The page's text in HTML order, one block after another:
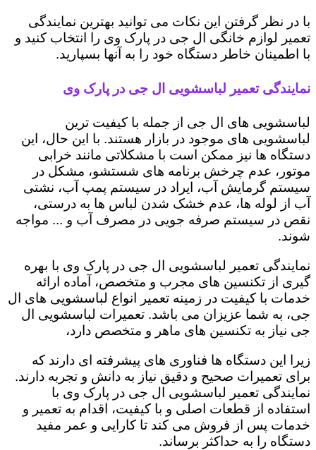
با در نظر گرفتن این نکات می توانید بهترین نمایندگی
تعمیر لوازم خانگی ال جی در پارک وی را انتخاب کنید و
با اطمینان خاطر دستگاه خود را به آنها بسپارید.
نمایندگی تعمیر لباسشویی ال جی در پارک وی
لباسشویی های ال جی از جمله با کیفیت ترین
لباسشویی های موجود در بازار هستند. با این حال، این
دستگاه ها نیز ممکن است با مشکلاتی مانند خرابی
موتور، عدم چرخش برنامه های شستشو، مشکل در
سیستم گرمایش آب، ایراد در سیستم پمپ آب، نشتی
آب از لوله ها، عدم خشک شدن لباس ها به درستی،
نقص در سیستم صرفه جویی در مصرف آب و ... مواجه
شوند.
نمایندگی تعمیر لباسشویی ال جی در پارک وی با بهره
گیری از تکنسین های مجرب و متخصص، آماده ارائه
خدمات با کیفیت در زمینه تعمیر انواع لباسشویی های ال
جی، به شما عزیزان می باشد. تعمیرات لباسشویی ال
جی نیاز به تکنسین های ماهر و متخصص دارد،
زیرا این دستگاه ها فناوری های پیشرفته ای دارند که
برای تعمیرات صحیح و دقیق نیاز به دانش و تجربه دارند.
نمایندگی تعمیر لباسشویی ال جی در پارک وی با
استفاده از قطعات اصلی و با کیفیت، اقدام به تعمیر و
خدمات پس از فروش می کند تا کارایی و عمر مفید
دستگاه را به حداکثر برساند.